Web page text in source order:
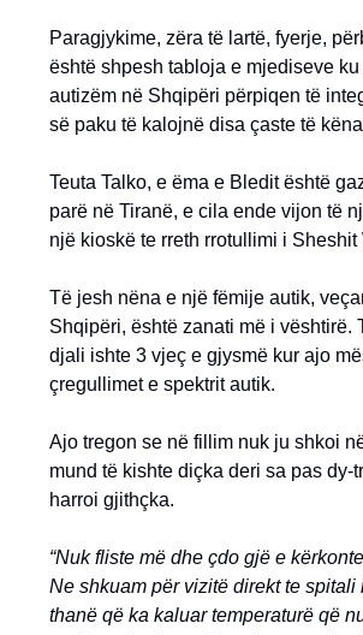
Paragjykime, zëra të lartë, fyerje,
është shpesh tabloja e mjediseve
autizëm në Shqipëri përpiqen të
së paku të kalojnë disa çaste të
Teuta Talko, e ëma e Bledit është
parë në Tiranë, e cila ende vijon të
një kioskë te rreth rrotullimi i Sheshit
Të jesh nëna e një fëmije autik,
Shqipëri, është zanati më i vështirë.
djali ishte 3 vjeç e gjysmë kur ajo
çregullimet e spektrit autik.
Ajo tregon se në fillim nuk ju shkoi
mund të kishte diçka deri sa pas dy-
harroi gjithçka.
“Nuk fliste më dhe çdo gjë e
Ne shkuam për vizitë direkt te spitali
thanë që ka kaluar temperaturë që